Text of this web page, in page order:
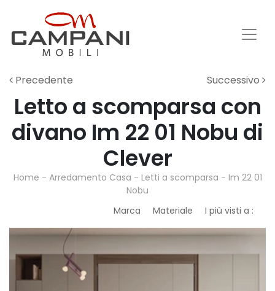
Precedente Successivo
Letto a scomparsa con
divano Im 22 01 Nobu di
Clever
Home - Arredamento Casa - Letti a scomparsa - Im 22 01
Nobu
Marca
Materiale I più visti a :